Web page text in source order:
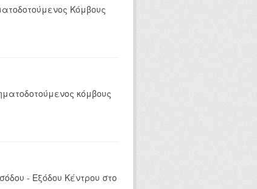
Κόμβους
κόμβους
- Εξόδου Κέντρου στο